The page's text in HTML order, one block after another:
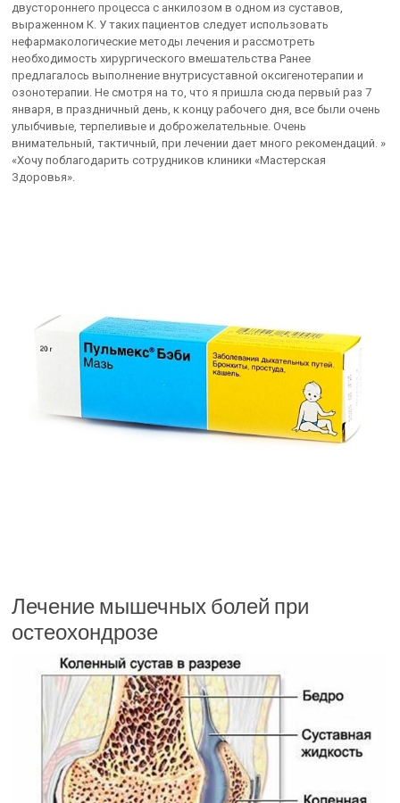
двустороннего процесса с анкилозом в одном из суставов,
выраженном К. У таких пациентов следует использовать
нефармакологические методы лечения и рассмотреть
необходимость хирургического вмешательства Ранее
предлагалось выполнение внутрисуставной оксигенотерапии и
озонотерапии. Не смотря на то, что я пришла сюда первый раз 7
января, в праздничный день, к концу рабочего дня, все были очень
улыбчивые, терпеливые и доброжелательные. Очень
внимательный, тактичный, при лечении дает много рекомендаций. »
«Хочу поблагодарить сотрудников клиники «Мастерская
Здоровья».
Лечение мышечных болей при
остеохондрозе